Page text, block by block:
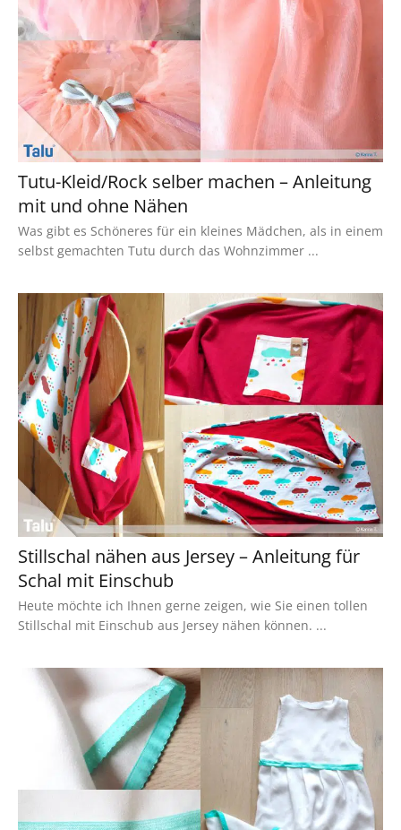
Tutu-Kleid/Rock selber machen – Anleitung
mit und ohne Nähen
Was gibt es Schöneres für ein kleines Mädchen, als in einem
selbst gemachten Tutu durch das Wohnzimmer ...
Stillschal nähen aus Jersey – Anleitung für
Schal mit Einschub
Heute möchte ich Ihnen gerne zeigen, wie Sie einen tollen
Stillschal mit Einschub aus Jersey nähen können. ...